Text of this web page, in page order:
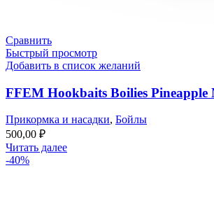
Сравнить
Быстрый просмотр
Добавить в список желаний
FFEM Hookbaits Boilies Pineapple
Прикормка и насадки, Бойлы
500,00 ₽
Читать далее
-40%